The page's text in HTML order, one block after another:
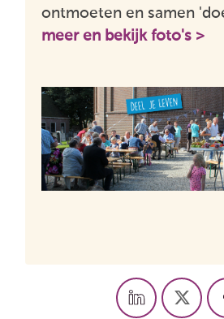
ontmoeten en samen
meer en bekijk foto's >